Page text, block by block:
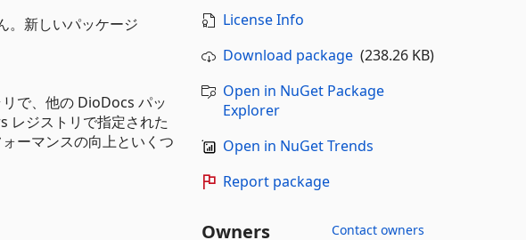
。新しいパッケージ
で、他の DioDocs パッ
レジストリで指定された
ーマンスの向上といくつ
License Info
Download package(238.26 KB)
Open in NuGet Package
Explorer
Open in NuGet Trends
Report package
Owners
Contact owners